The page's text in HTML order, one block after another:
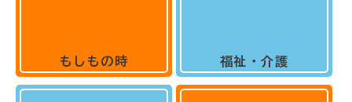
もしもの時 福祉・介護